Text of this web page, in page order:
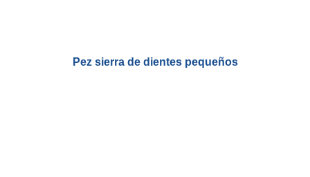
Pez sierra de dientes pequeños